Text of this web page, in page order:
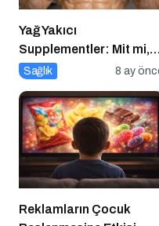
Yağ Yakıcı
Supplementler: Mit mi,
Gerçek mi?
Sağlık 8 ay
Reklamların Çocuk